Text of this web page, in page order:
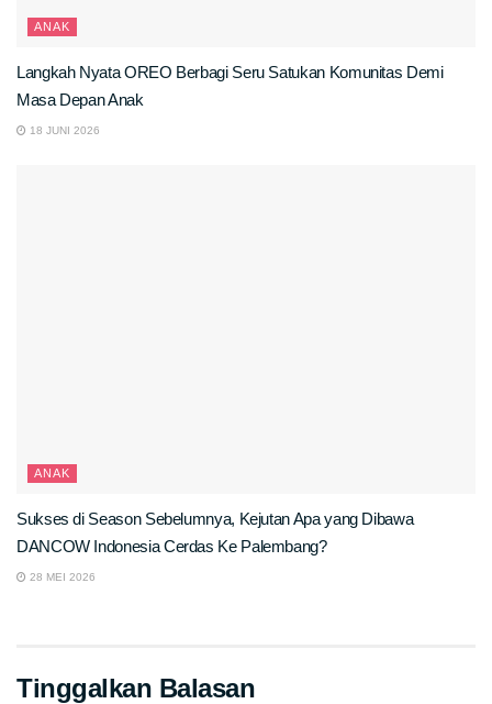
ANAK
Langkah Nyata OREO Berbagi Seru Satukan Komunitas Demi
Masa Depan Anak
18 JUNI 2026
ANAK
Sukses di Season Sebelumnya, Kejutan Apa yang Dibawa
DANCOW Indonesia Cerdas Ke Palembang?
28 MEI 2026
Tinggalkan Balasan